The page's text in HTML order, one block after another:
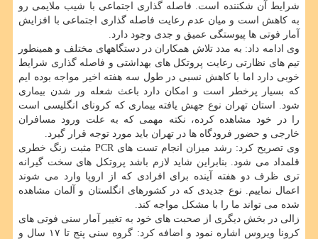
شرایط آن شکننده است. فاصله گذاری اجتماعی با شیب ملایمی رو
به کاهش است و میان عدم رعایت فاصله گذاری اجتماعی با افزایش
آمار فوتی ها پیوستگی عمیق و جدی وجود دارد.
وی ادامه داد: به مدد تلاش همکاران در دستگاههای مختلف و همینطور
تیم های نظارتی رعایت پروتکل های بهداشتی و فاصله گذاری شرایط
خوبی دارد اما با کاهش نسبی در طول سه هفته اخیر مواجه بوده ایم
که بسیار پرخطر است و امکان دارد باعث شعله ور شدن بیماری
شود. استان تهران نوع جهش یافته بیماری که کرونای انگلیسی است
را در خود مشاهده کرده، نکته مهمی که به علت ورود مسافران
خارجی و حضور فرودگاه ها در تهران باید مورد توجه قرار گیرد.
وی تصریح کرد: رشد میزان انجام تست های PCR مثبت زنگ خطری
قلمداد می شود. بنابراین شاید لازم باشد پروتکل های سخت گیرانه
تری ظرف دو هفته آینده برای افرادی که از اروپا وارد می شوند
اعمال نماییم. نوع جدیدی که در کشورهای انگلستان و آلمان مشاهده
شده می تواند ما را با مشکل مواجه کند.
زالی در بخش دیگری از صحبت های خود به تغییر آمار سنی فوتی های
کرونا ویروس اشاره نمود و اضافه کرد: گروه سنی پنج تا ۱۷ سال و